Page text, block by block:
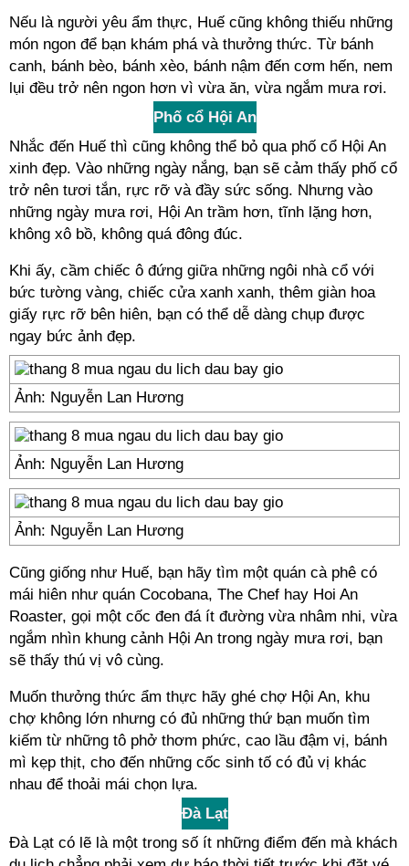
Nếu là người yêu ẩm thực, Huế cũng không thiếu những
món ngon để bạn khám phá và thưởng thức. Từ bánh
canh, bánh bèo, bánh xèo, bánh nậm đến cơm hến, nem
lụi đều trở nên ngon hơn vì vừa ăn, vừa ngắm mưa rơi.
Phố cổ Hội An
Nhắc đến Huế thì cũng không thể bỏ qua phố cổ Hội An
xinh đẹp. Vào những ngày nắng, bạn sẽ cảm thấy phố cổ
trở nên tươi tắn, rực rỡ và đầy sức sống. Nhưng vào
những ngày mưa rơi, Hội An trầm hơn, tĩnh lặng hơn,
không xô bồ, không quá đông đúc.
Khi ấy, cầm chiếc ô đứng giữa những ngôi nhà cổ với
bức tường vàng, chiếc cửa xanh xanh, thêm giàn hoa
giấy rực rỡ bên hiên, bạn có thể dễ dàng chụp được
ngay bức ảnh đẹp.
Ảnh: Nguyễn Lan Hương
Ảnh: Nguyễn Lan Hương
Ảnh: Nguyễn Lan Hương
Cũng giống như Huế, bạn hãy tìm một quán cà phê có
mái hiên như quán Cocobana, The Chef hay Hoi An
Roaster, gọi một cốc đen đá ít đường vừa nhâm nhi, vừa
ngắm nhìn khung cảnh Hội An trong ngày mưa rơi, bạn
sẽ thấy thú vị vô cùng.
Muốn thưởng thức ẩm thực hãy ghé chợ Hội An, khu
chợ không lớn nhưng có đủ những thứ bạn muốn tìm
kiếm từ những tô phở thơm phức, cao lầu đậm vị, bánh
mì kẹp thịt, cho đến những cốc sinh tố có đủ vị khác
nhau để thoải mái chọn lựa.
Đà Lạt
Đà Lạt có lẽ là một trong số ít những điểm đến mà khách